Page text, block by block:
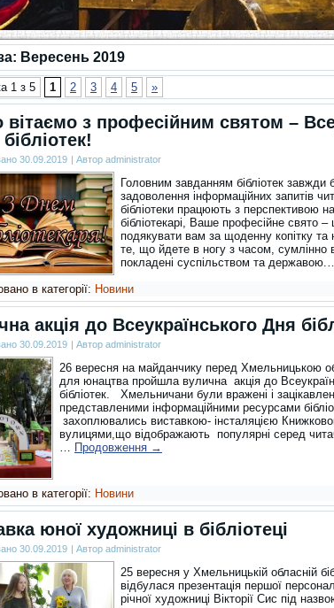
Вересень 2019
1 з 5 1 2 3 4 5 »
з професійним святом –
30.09.2019 | Автор administrator
Головним завданням бібліотек завжди
задоволення інформаційних запитів
бібліотеки працюють з перспективою
бібліотекарі, Ваше професійне свято
подякувати вам за щоденну копітку та
те, що йдете в ногу з часом, сумлінно
покладені суспільством та
в категорії: Новини
акція до Всеукраїнського Дня
30.09.2019 | Автор administrator
26 вересня на майданчику перед Хмельницькою
для юнацтва пройшла вулична акція до
бібліотек. Хмельничани були вражені і
представленими інформаційними ресурсами
захоплювались виставкою- інсталяцією
вулицями,що відображають популярні серед
… Продовження →
в категорії: Новини
юної художниці в бібліотеці
30.09.2019 | Автор administrator
25 вересня у Хмельницькій обласній
відбулася презентація першої
річної художниці Вікторії Сис під